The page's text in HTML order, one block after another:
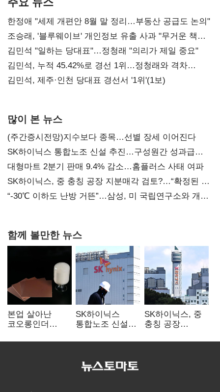
한정애 "세제 개편안 8월 말 정리…부동산 공급도 논의"
조승래, '블루웨이브' 개인정보 유출 사과 "무거운 책임
통감"
김민석 "일하는 당대표"…정청래 "의리가 제일 중요"
김민석, 누적 45.42%로 경선 1위…정청래와 격차
0.86%p(2보)
김민석, 제주·인천 당대표 경선서 '1위'(1보)
많이 본 뉴스
(주간증시전망)지수보다 종목…선별 장세 이어진다
SK하이닉스 통합노조 신설 추진…구성원간 성과급
불만 확산
대형마트 2분기 판매 9.4% 감소…홈플러스 사태 여파
SK하이닉스, 중 충칭 공장 지분매각 검토?…“확정된 바
없어”
“-30℃ 이하도 난방 거뜬”…삼성, 미 국립연구소와 개발
함께 볼만한 뉴스
본업 살아난
코오롱인더
배터리 소재로
SK하이닉스
통합노조 신설
성과급 불만 확산
SK하이닉스, 중
충칭 공장
검토?…“확정된